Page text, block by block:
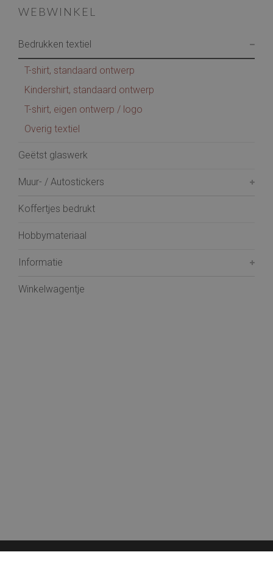
WEBWINKEL
Bedrukken textiel
T-shirt, standaard ontwerp
Kindershirt, standaard ontwerp
T-shirt, eigen ontwerp / logo
Overig textiel
Geëtst glaswerk
Muur- / Autostickers
Koffertjes bedrukt
Hobbymateriaal
Informatie
Winkelwagentje